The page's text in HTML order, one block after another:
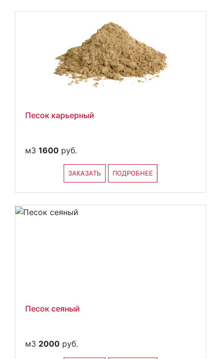
Песок карьерный
м3 1600 руб.
ЗАКАЗАТЬ ПОДРОБНЕЕ
Песок сеяный
м3 2000 руб.